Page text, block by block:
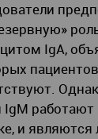
IgA,
IgM работают
и являются